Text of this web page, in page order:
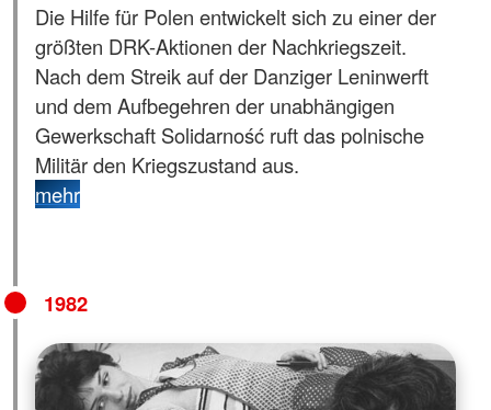
Die Hilfe für Polen entwickelt sich zu einer der
größten DRK-Aktionen der Nachkriegszeit.
Nach dem Streik auf der Danziger Leninwerft
und dem Aufbegehren der unabhängigen
Gewerkschaft Solidarność ruft das polnische
Militär den Kriegszustand aus.
mehr
1982